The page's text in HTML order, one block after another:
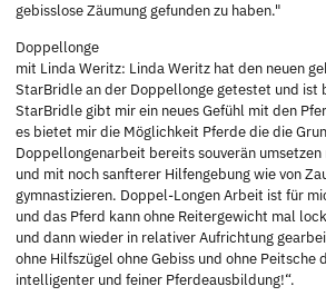
gebisslose Zäumung gefunden zu haben."
Doppellonge
mit Linda Weritz: Linda Weritz hat den neuen
StarBridle an der Doppellonge getestet und ist
StarBridle gibt mir ein neues Gefühl mit den
es bietet mir die Möglichkeit Pferde die die
Doppellongenarbeit bereits souverän
und mit noch sanfterer Hilfengebung wie von
gymnastizieren. Doppel-Longen Arbeit ist für
und das Pferd kann ohne Reitergewicht mal
und dann wieder in relativer Aufrichtung
ohne Hilfszügel ohne Gebiss und ohne Peitsche
intelligenter und feiner Pferdeausbildung!“.